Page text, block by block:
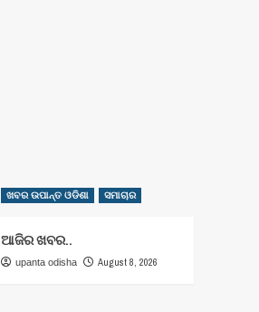
ଖବର ଉପାନ୍ତ ଓଡିଶା ସମାଚାର
ଆଜିର ଖବର..
upanta odisha August 8, 2026